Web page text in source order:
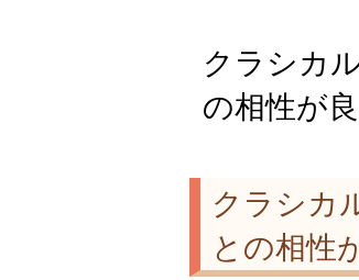
クラシカ
の相性が
クラシカ
との相性